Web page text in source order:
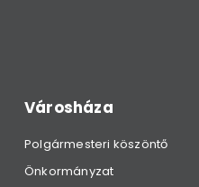
Városháza
Polgármesteri köszöntő
Önkormányzat